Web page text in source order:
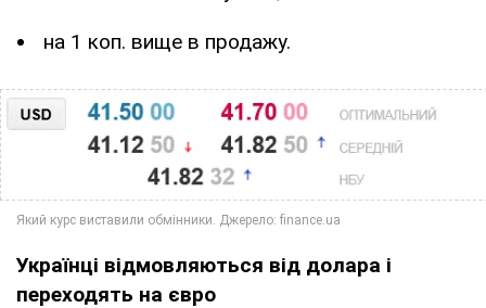
на 1 коп. вище в продажу.
Українці відмовляються від долара і
переходять на євро